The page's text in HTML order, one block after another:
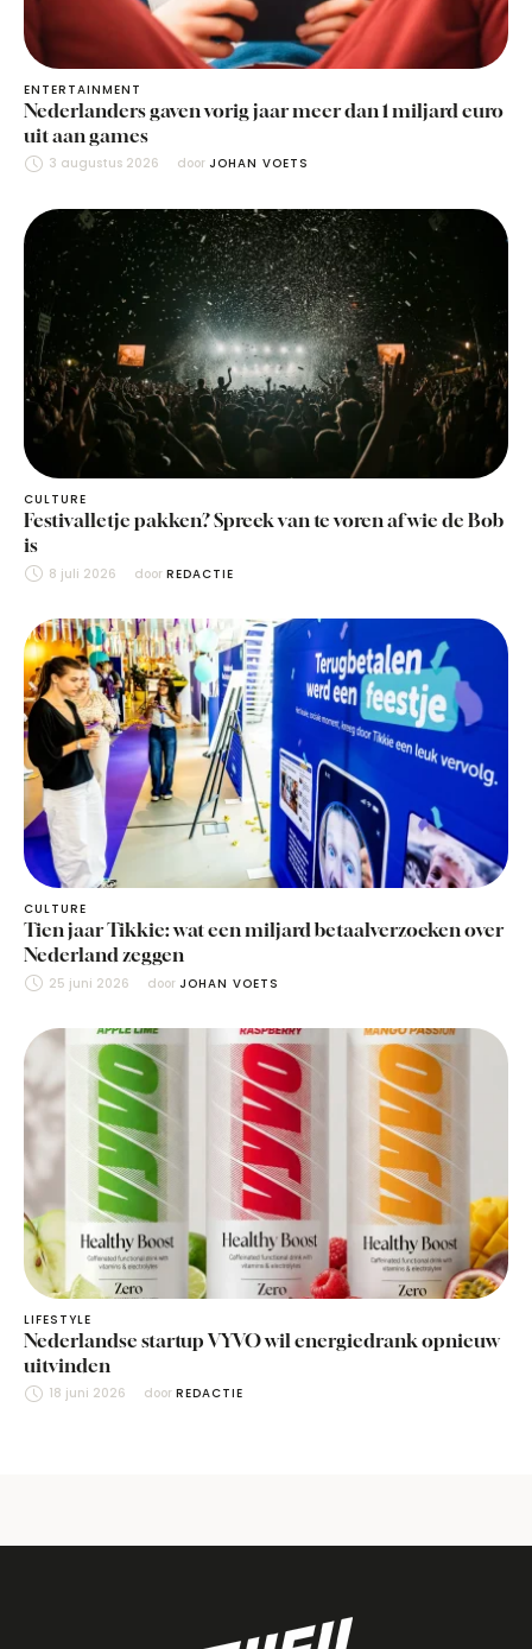
ENTERTAINMENT
Nederlanders gaven vorig jaar meer dan 1 miljard euro
uit aan games
3 augustus 2026 door JOHAN VOETS
CULTURE
Festivalletje pakken? Spreek van te voren af wie de Bob
is
8 juli 2026 door REDACTIE
CULTURE
Tien jaar Tikkie: wat een miljard betaalverzoeken over
Nederland zeggen
25 juni 2026 door JOHAN VOETS
LIFESTYLE
Nederlandse startup VYVO wil energiedrank opnieuw
uitvinden
18 juni 2026 door REDACTIE